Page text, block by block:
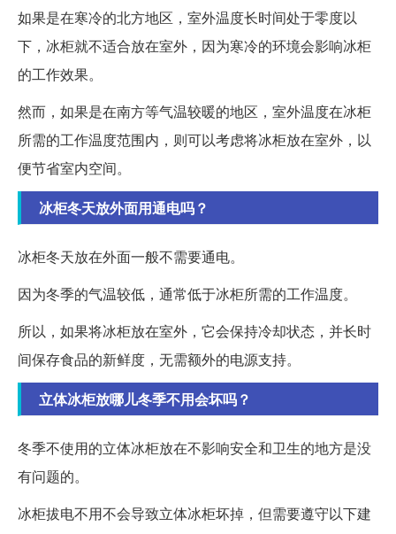
如果是在寒冷的北方地区，室外温度长时间处于零度以
下，冰柜就不适合放在室外，因为寒冷的环境会影响冰柜
的工作效果。
然而，如果是在南方等气温较暖的地区，室外温度在冰柜
所需的工作温度范围内，则可以考虑将冰柜放在室外，以
便节省室内空间。
冰柜冬天放外面用通电吗？
冰柜冬天放在外面一般不需要通电。
因为冬季的气温较低，通常低于冰柜所需的工作温度。
所以，如果将冰柜放在室外，它会保持冷却状态，并长时
间保存食品的新鲜度，无需额外的电源支持。
立体冰柜放哪儿冬季不用会坏吗？
冬季不使用的立体冰柜放在不影响安全和卫生的地方是没
有问题的。
冰柜拔电不用不会导致立体冰柜坏掉，但需要遵守以下建